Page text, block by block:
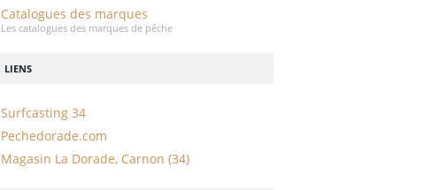
Catalogues des marques
Les catalogues des marques de pêche
LIENS
Surfcasting 34
Pechedorade.com
Magasin La Dorade, Carnon (34)